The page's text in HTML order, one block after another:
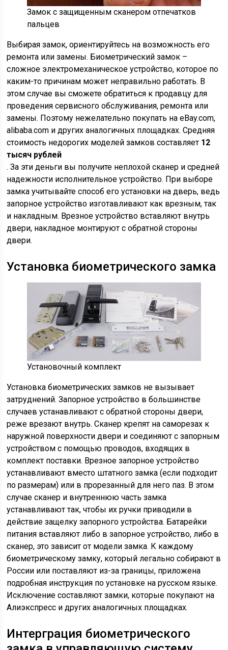
Замок с защищенным сканером отпечатков
пальцев
Выбирая замок, ориентируйтесь на возможность его
ремонта или замены. Биометрический замок –
сложное электромеханическое устройство, которое по
каким-то причинам может неправильно работать. В
этом случае вы сможете обратиться к продавцу для
проведения сервисного обслуживания, ремонта или
замены. Поэтому нежелательно покупать на eBay.com,
alibaba.com и других аналогичных площадках. Средняя
стоимость недорогих моделей замков составляет 12
тысяч рублей
. За эти деньги вы получите неплохой сканер и средней
надежности исполнительное устройство. При выборе
замка учитывайте способ его установки на дверь, ведь
запорное устройство изготавливают как врезным, так
и накладным. Врезное устройство вставляют внутрь
двери, накладное монтируют с обратной стороны
двери.
Установка биометрического замка
Установочный комплект
Установка биометрических замков не вызывает
затруднений. Запорное устройство в большинстве
случаев устанавливают с обратной стороны двери,
реже врезают внутрь. Сканер крепят на саморезах к
наружной поверхности двери и соединяют с запорным
устройством с помощью проводов, входящих в
комплект поставки. Врезное запорное устройство
устанавливают вместо штатного замка (если подходит
по размерам) или в прорезанный для него паз. В этом
случае сканер и внутреннюю часть замка
устанавливают так, чтобы их ручки приводили в
действие защелку запорного устройства. Батарейки
питания вставляют либо в запорное устройство, либо в
сканер, это зависит от модели замка. К каждому
биометрическому замку, который легально собирают в
России или поставляют из-за границы, приложена
подробная инструкция по установке на русском языке.
Исключение составляют замки, которые покупают на
Алиэкспресс и других аналогичных площадках.
Интерграция биометрического